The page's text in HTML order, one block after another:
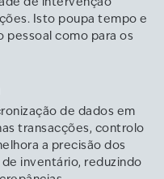
Isto poupa tempo e
pessoal como para os
de dados em
transacções, controlo
a precisão dos
inventário, reduzindo